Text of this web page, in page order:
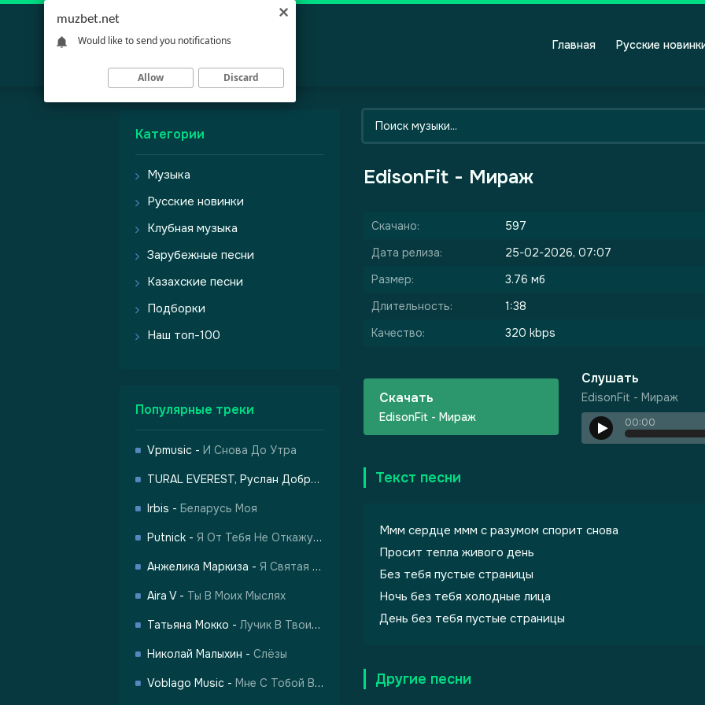
Главная Русские
Категории
Музыка
Русские новинки
Клубная музыка
Зарубежные песни
Казахские песни
Подборки
Наш топ-100
Популярные треки
Vpmusic - И Снова До Утра
TURAL EVEREST, Руслан Добрый Харизма
Irbis - Беларусь Моя
Putnick - Я От Тебя Не Откажусь
Анжелика Маркиза - Я Святая Женщина
Aira V- Ты В Моих Мыслях
Татьяна Мокко - Лучик В Твоих Глазах
Николай Малыхин - Слёзы
Voblago Music - Мне С Тобой Все По Барабану
EdisonFit - Мираж
Скачано:
597
Дата релиза:
25-02-2026, 07:07
Размер:
3.76 мб
Длительность:
1:38
Качество:
320 kbps
Скачать
EdisonFit - Мираж
Слушать
EdisonFit - Мираж
00:00
Текст песни
Ммм сердце ммм с разумом спорит снова
Просит тепла живого день
Без тебя пустые страницы
Ночь без тебя холодные лица
День без тебя пустые страницы
Другие песни
muzbet.net
Would like to send you notifications
Allow Discard